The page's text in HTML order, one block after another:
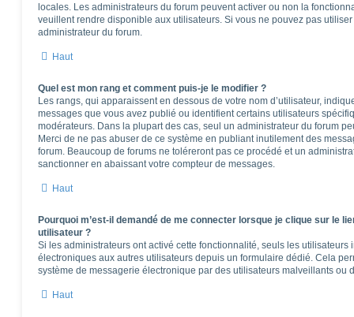
locales. Les administrateurs du forum peuvent activer ou non la
veuillent rendre disponible aux utilisateurs. Si vous ne pouvez pas
administrateur du forum.
Haut
Quel est mon rang et comment puis-je le modifier ?
Les rangs, qui apparaissent en dessous de votre nom d’utilisateur,
messages que vous avez publié ou identifient certains utilisateurs
modérateurs. Dans la plupart des cas, seul un administrateur du forum
Merci de ne pas abuser de ce système en publiant inutilement des
forum. Beaucoup de forums ne toléreront pas ce procédé et un
sanctionner en abaissant votre compteur de messages.
Haut
Pourquoi m’est-il demandé de me connecter lorsque je clique sur le
utilisateur ?
Si les administrateurs ont activé cette fonctionnalité, seuls les
électroniques aux autres utilisateurs depuis un formulaire dédié. Cela
système de messagerie électronique par des utilisateurs malveillants ou
Haut